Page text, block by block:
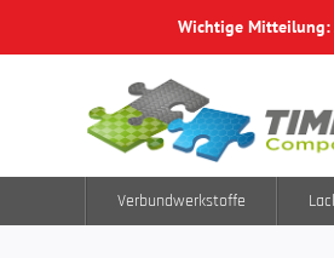
Wichtige Mitteilung:
Verbundwerkstoffe